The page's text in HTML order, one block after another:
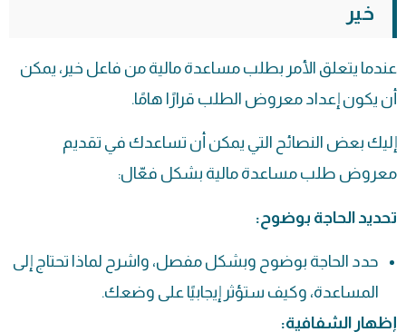
خير
عندما يتعلق الأمر بطلب مساعدة مالية من فاعل خير، يمكن
أن يكون إعداد معروض الطلب قرارًا هامًا.
إليك بعض النصائح التي يمكن أن تساعدك في تقديم
معروض طلب مساعدة مالية بشكل فعّال:
تحديد الحاجة بوضوح:
حدد الحاجة بوضوح وبشكل مفصل، واشرح لماذا تحتاج إلى
المساعدة، وكيف ستؤثر إيجابيًا على وضعك.
إظهار الشفافية: